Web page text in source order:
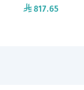
817.65